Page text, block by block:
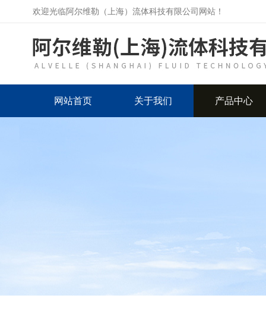
欢迎光临阿尔维勒（上海）流体科技有限公司网站！
网站首页 关于我们 产品中心